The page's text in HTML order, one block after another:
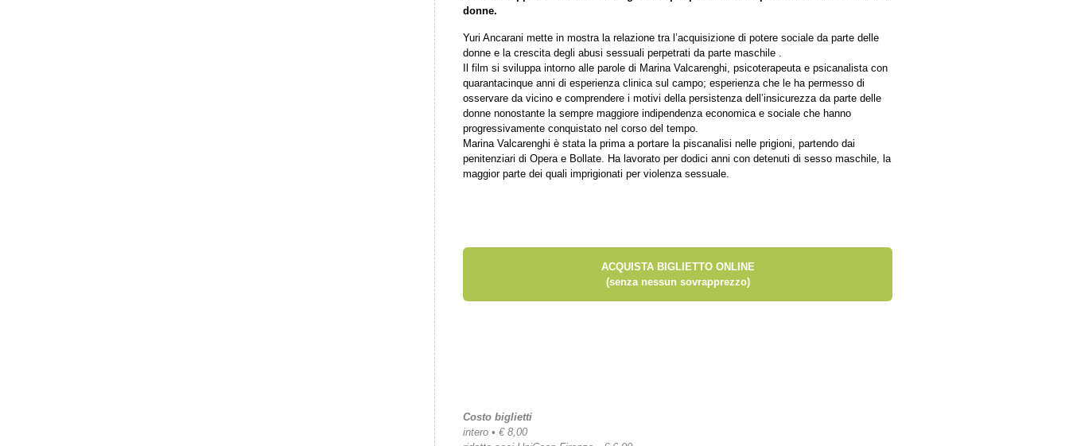
donne.
Yuri Ancarani mette in mostra la relazione tra l’acquisizione di potere sociale da parte delle
donne e la crescita degli abusi sessuali perpetrati da parte maschile .
Il film si sviluppa intorno alle parole di Marina Valcarenghi, psicoterapeuta e psicanalista con
quarantacinque anni di esperienza clinica sul campo; esperienza che le ha permesso di
osservare da vicino e comprendere i motivi della persistenza dell’insicurezza da parte delle
donne nonostante la sempre maggiore indipendenza economica e sociale che hanno
progressivamente conquistato nel corso del tempo.
Marina Valcarenghi è stata la prima a portare la piscanalisi nelle prigioni, partendo dai
penitenziari di Opera e Bollate. Ha lavorato per dodici anni con detenuti di sesso maschile, la
maggior parte dei quali imprigionati per violenza sessuale.
ACQUISTA BIGLIETTO ONLINE
(senza nessun sovrapprezzo)
Costo biglietti
intero • € 8,00